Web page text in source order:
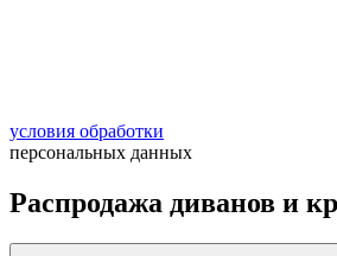
условия обработки
персональных данных
Распродажа диванов и